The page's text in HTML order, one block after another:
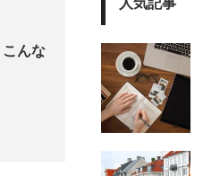
んな
人気記事